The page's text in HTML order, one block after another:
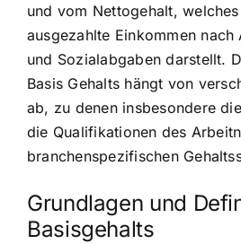
und vom Nettogehalt,
ausgezahlte Einkommen
und Sozialabgaben darstellt.
Basis Gehalts hängt von
ab, zu denen insbesondere
die Qualifikationen des
branchenspezifischen
Grundlagen und
Basisgehalts